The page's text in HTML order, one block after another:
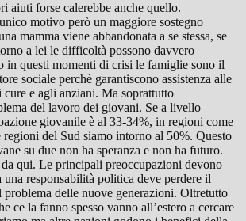
aiuti forse calerebbe anche quello.
motivo però un maggiore sostegno
mamma viene abbandonata a se stessa, se
a lei le difficoltà possono davvero
in questi momenti di crisi le famiglie sono il
sociale perchè garantiscono assistenza alle
cure e agli anziani. Ma soprattutto
del lavoro dei giovani. Se a livello
giovanile è al 33-34%, in regioni come
regioni del Sud siamo intorno al 50%. Questo
su due non ha speranza e non ha futuro.
da qui. Le principali preoccupazioni devono
una responsabilità politica deve perdere il
problema delle nuove generazioni. Oltretutto
ce la fanno spesso vanno all’estero a cercare